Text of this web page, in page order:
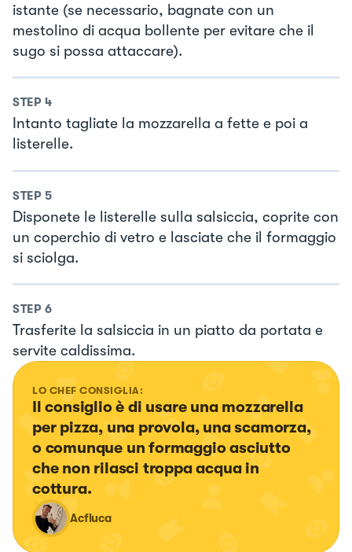
istante (se necessario, bagnate con un
mestolino di acqua bollente per evitare che il
sugo si possa attaccare).
STEP 4
Intanto tagliate la mozzarella a fette e poi a
listerelle.
STEP 5
Disponete le listerelle sulla salsiccia, coprite con
un coperchio di vetro e lasciate che il formaggio
si sciolga.
STEP 6
Trasferite la salsiccia in un piatto da portata e
servite caldissima.
LO CHEF CONSIGLIA:
Il consiglio è di usare una mozzarella
per pizza, una provola, una scamorza,
o comunque un formaggio asciutto
che non rilasci troppa acqua in
cottura.
Acfluca